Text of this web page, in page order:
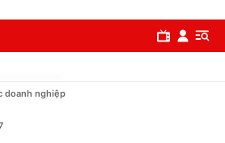
doanh nghiệp